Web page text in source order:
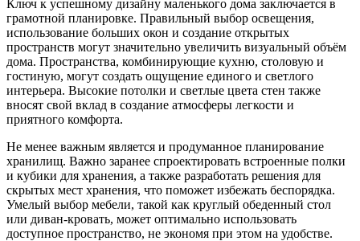
Ключ к успешному дизайну маленького дома заключается в
грамотной планировке. Правильный выбор освещения,
использование больших окон и создание открытых
пространств могут значительно увеличить визуальный объём
дома. Пространства, комбинирующие кухню, столовую и
гостиную, могут создать ощущение единого и светлого
интерьера. Высокие потолки и светлые цвета стен также
вносят свой вклад в создание атмосферы легкости и
приятного комфорта.
Не менее важным является и продуманное планирование
хранилищ. Важно заранее спроектировать встроенные полки
и кубики для хранения, а также разработать решения для
скрытых мест хранения, что поможет избежать беспорядка.
Умелый выбор мебели, такой как круглый обеденный стол
или диван-кровать, может оптимально использовать
доступное пространство, не экономя при этом на удобстве.